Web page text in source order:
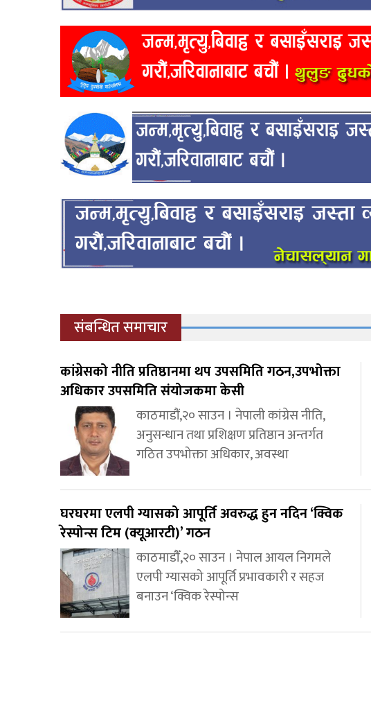
संबन्धित समाचार
कांग्रेसको नीति प्रतिष्ठानमा थप उपसमिति गठन,उपभोक्ता
अधिकार उपसमिति संयोजकमा केसी
काठमाडौं,२० साउन । नेपाली कांग्रेस नीति,
अनुसन्धान तथा प्रशिक्षण प्रतिष्ठान अन्तर्गत
गठित उपभोक्ता अधिकार, अवस्था
घरघरमा एलपी ग्यासको आपूर्ति अवरुद्ध हुन नदिन ‘क्विक
रेस्पोन्स टिम (क्यूआरटी)’ गठन
काठमाडौँ,२० साउन । नेपाल आयल निगमले
एलपी ग्यासको आपूर्ति प्रभावकारी र सहज
बनाउन ‘क्विक रेस्पोन्स